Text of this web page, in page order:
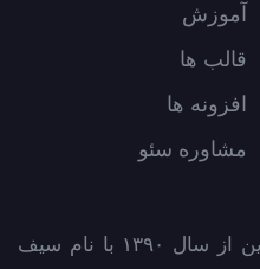
آموزش
قالب ها
افزونه ها
مشاوره سئو
گروه فنی مهندسی سیف دیزاین از سال ۱۳۹۰ با نام سیف